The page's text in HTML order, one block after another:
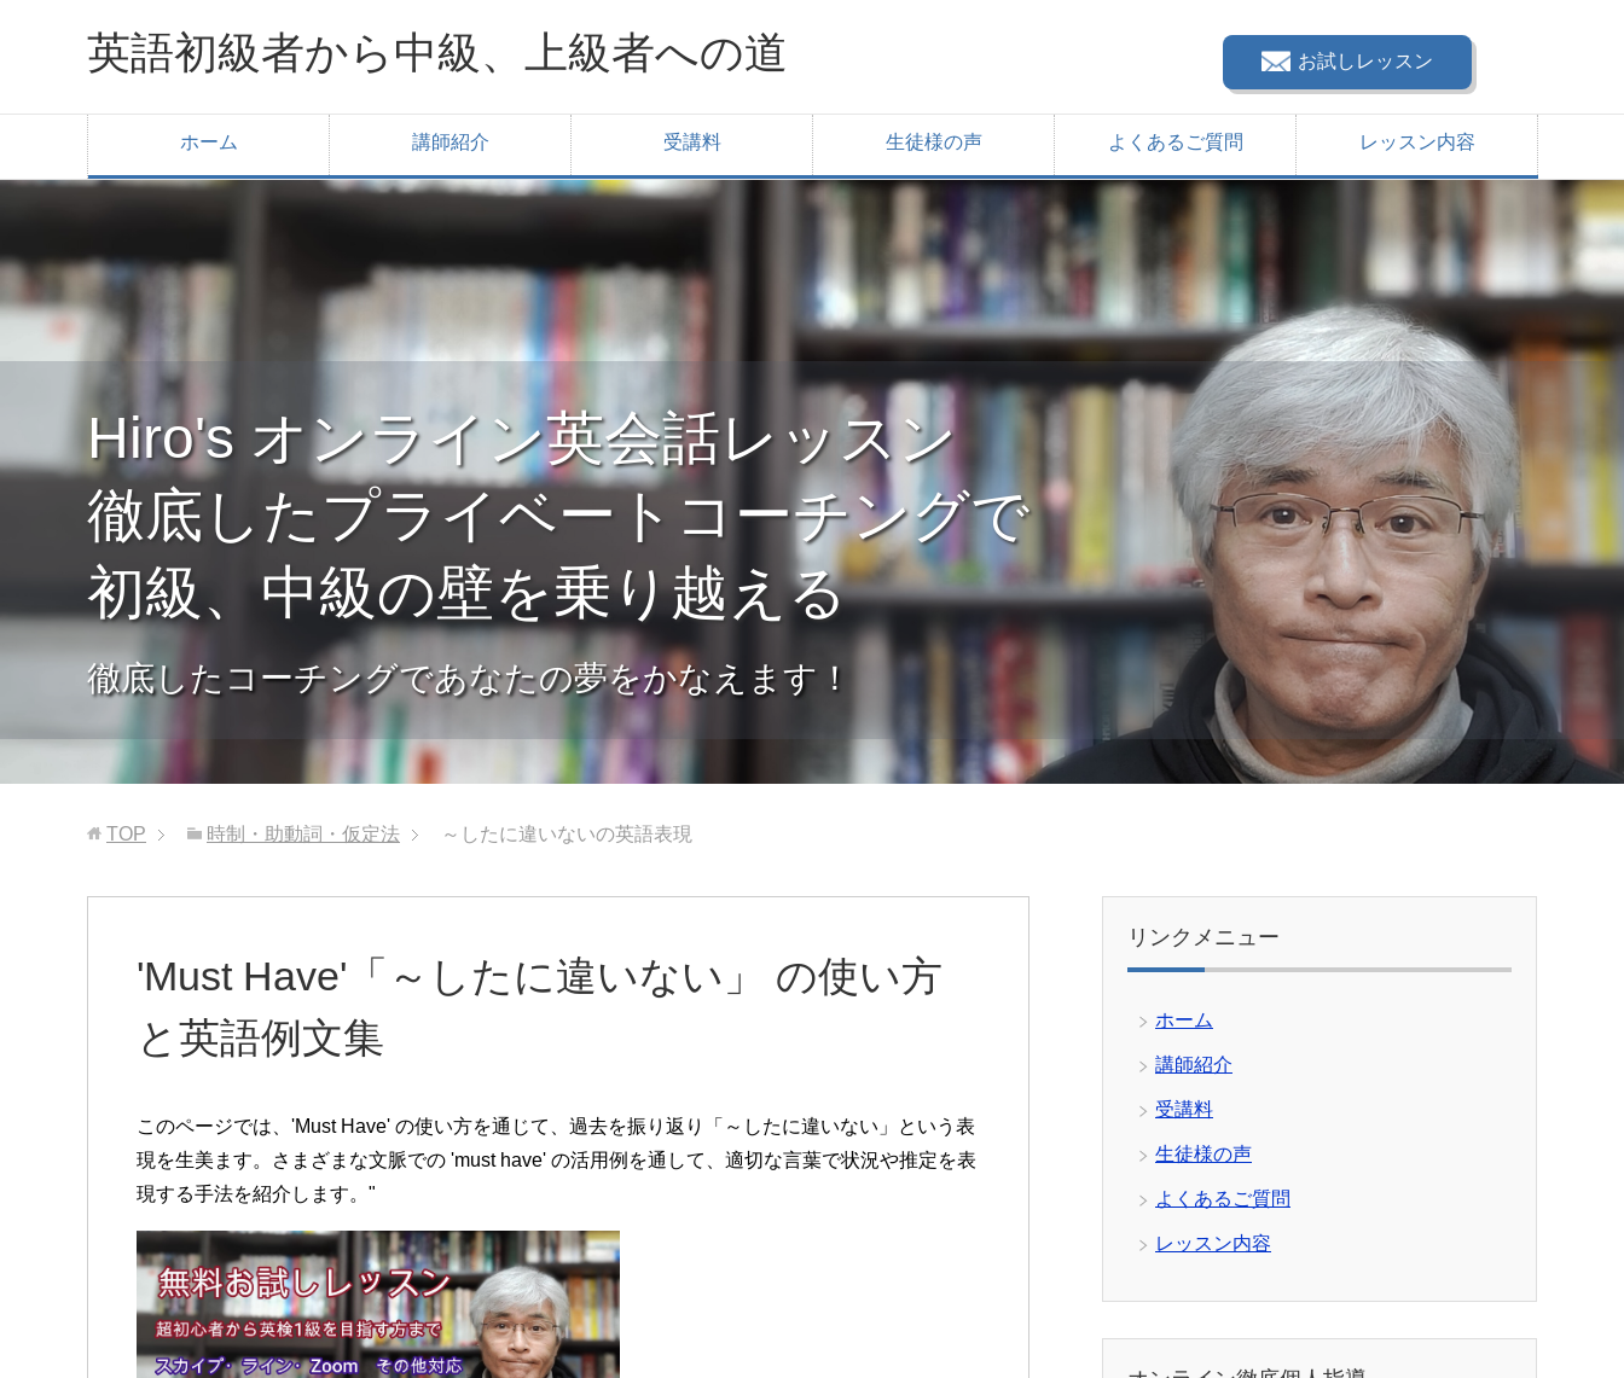
英語初級者から中級、上級者への道 お試しレッスン
ホーム 講師紹介 受講料 生徒様の声 よくあるご質問 レッスン内容
Hiro's オンライン英会話レッスン
徹底したプライベートコーチングで
初級、中級の壁を乗り越える
徹底したコーチングであなたの夢をかなえます！
TOP 時制・助動詞・仮定法 ～したに違いないの英語表現
'Must Have'「～したに違いない」 の使い方
と英語例文集
このページでは、'Must Have' の使い方を通じて、過去を振り返り「～したに違いない」という表
現を生美ます。さまざまな文脈での 'must have' の活用例を通して、適切な言葉で状況や推定を表
現する手法を紹介します。"
リンクメニュー
ホーム
講師紹介
受講料
生徒様の声
よくあるご質問
レッスン内容